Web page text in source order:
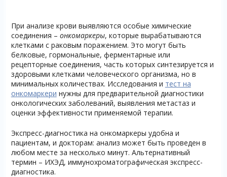
При анализе крови выявляются особые химические
соединения – онкомаркеры, которые вырабатываются
клетками с раковым поражением. Это могут быть
белковые, гормональные, ферментарные или
рецепторные соединения, часть которых синтезируется и
здоровыми клетками человеческого организма, но в
минимальных количествах. Исследования и тест на
онкомаркери нужны для предварительной диагностики
онкологических заболеваний, выявления метастаз и
оценки эффективности применяемой терапии.
Экспресс-диагностика на онкомаркеры удобна и
пациентам, и докторам: анализ может быть проведен в
любом месте за несколько минут. Альтернативный
термин – ИХЭД, иммунохроматографическая экспресс-
диагностика.